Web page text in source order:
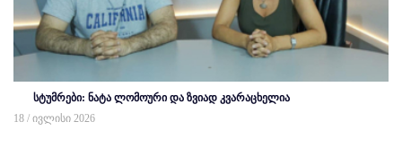
სტუმრები: ნატა ლომოური და ზვიად კვარაცხელია
18 / ივლისი 2026